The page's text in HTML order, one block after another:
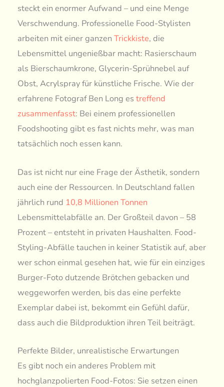
steckt ein enormer Aufwand – und eine Menge
Verschwendung. Professionelle Food-Stylisten
arbeiten mit einer ganzenTrickkiste, die
Lebensmittel ungenießbar macht: Rasierschaum
als Bierschaumkrone, Glycerin-Sprühnebel auf
Obst, Acrylspray für künstliche Frische. Wie der
erfahrene Fotograf Ben Long estreffend
zusammenfasst: Bei einem professionellen
Foodshooting gibt es fast nichts mehr, was man
tatsächlich noch essen kann.
Das ist nicht nur eine Frage der Ästhetik, sondern
auch eine der Ressourcen. In Deutschland fallen
jährlich rund 10,8 Millionen Tonnen
Lebensmittelabfälle an. Der Großteil davon – 58
Prozent – entsteht in privaten Haushalten. Food-
Styling-Abfälle tauchen in keiner Statistik auf, aber
wer schon einmal gesehen hat, wie für ein einziges
Burger-Foto dutzende Brötchen gebacken und
weggeworfen werden, bis das eine perfekte
Exemplar dabei ist, bekommt ein Gefühl dafür,
dass auch die Bildproduktion ihren Teil beiträgt.
Perfekte Bilder, unrealistische Erwartungen
Es gibt noch ein anderes Problem mit
hochglanzpolierten Food-Fotos: Sie setzen einen